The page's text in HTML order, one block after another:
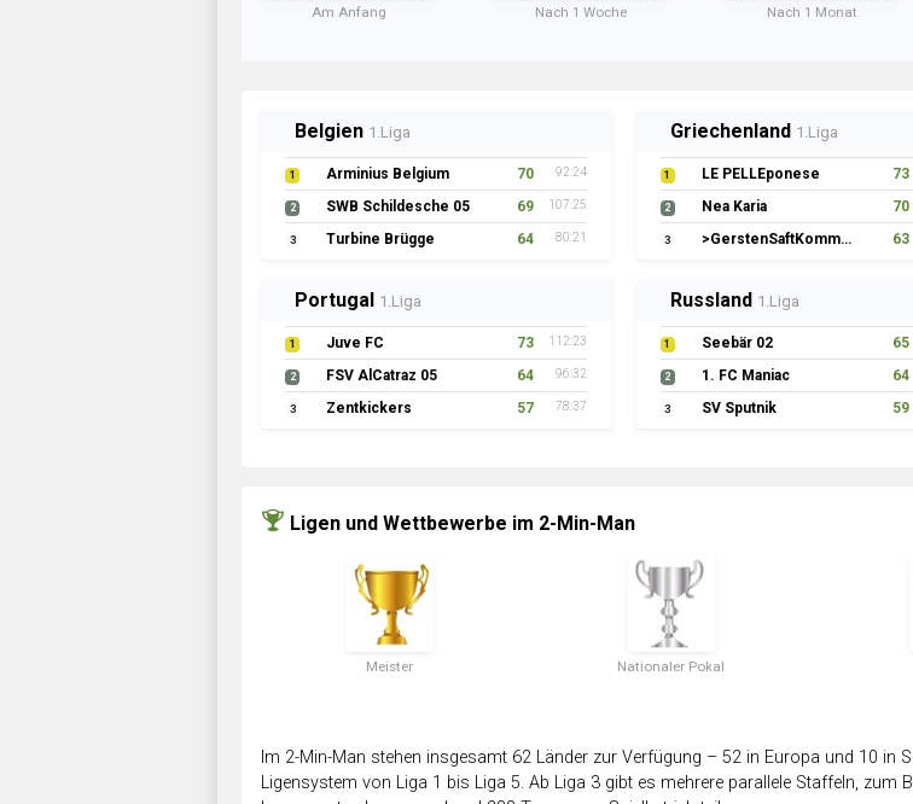
Am Anfang Nach 1 Woche Nach 1 Monat
Belgien 1.Liga
1 Arminius Belgium 70 92:24
2 SWB Schildesche 05 69 107:25
3 Turbine Brügge 64 80:21
Griechenland 1.Liga
1 LE PELLEponese 73
2 Nea Karia 70
3 >GerstenSaftKommando 63
Portugal 1.Liga
1 Juve FC 73 112:23
2 FSV AlCatraz 05 64 96:32
3 Zentkickers 57 78:37
Russland 1.Liga
1 Seebär 02 65
2 1. FC Maniac 64
3 SV Sputnik 59
Ligen und Wettbewerbe im 2-Min-Man
Meister Nationaler Pokal
Im 2-Min-Man stehen insgesamt 62 Länder zur Verfügung – 52 in Europa und 10 in
Ligensystem von Liga 1 bis Liga 5. Ab Liga 3 gibt es mehrere parallele Staffeln, zum